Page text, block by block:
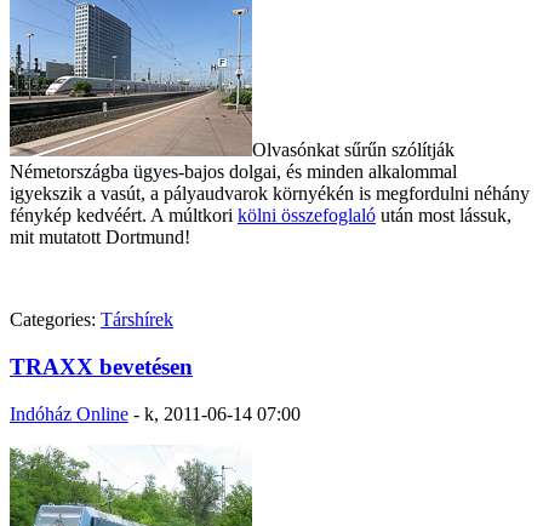
Olvasónkat sűrűn szólítják
Németországba ügyes-bajos dolgai, és minden alkalommal
igyekszik a vasút, a pályaudvarok környékén is megfordulni néhány
fénykép kedvéért. A múltkori kölni összefoglaló után most lássuk,
mit mutatott Dortmund!
Categories: Társhírek
TRAXX bevetésen
Indóház Online - k, 2011-06-14 07:00